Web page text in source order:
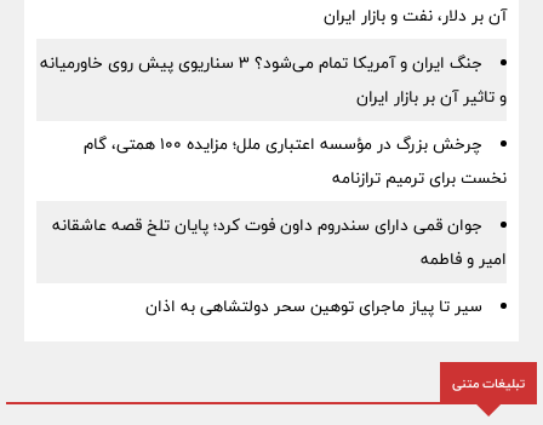
آن بر دلار، نفت و بازار ایران
جنگ ایران و آمریکا تمام می‌شود؟ ۳ سناریوی پیش روی خاورمیانه
و تاثیر آن بر بازار ایران
چرخش بزرگ در مؤسسه اعتباری ملل؛ مزایده ۱۰۰ همتی، گام
نخست برای ترمیم ترازنامه
جوان قمی دارای سندروم داون فوت کرد؛ پایان تلخ قصه عاشقانه
امیر و فاطمه
سیر تا پیاز ماجرای توهین سحر دولتشاهی به اذان
تبلیغات متنی